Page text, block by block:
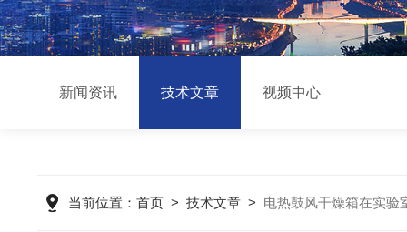
新闻资讯 技术文章 视频中心
当前位置： 首页> 技术文章> 电热鼓风干燥箱在实验